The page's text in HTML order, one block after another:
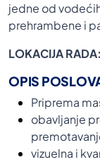
jedne od
prehrambene i
LOKACIJA
OPIS
Priprema
obavljanje
vizuelna i